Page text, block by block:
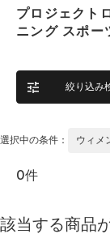
プロジェクト
ニング スポー
絞り込み
選択中の条件： ウィメ
0件
該当する商品